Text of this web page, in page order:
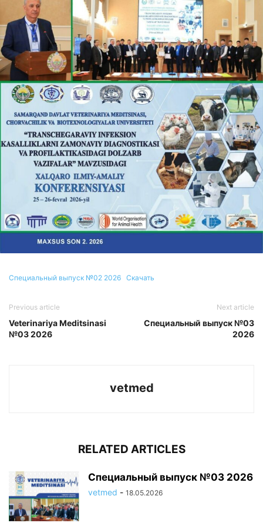
Специальный выпуск №02 2026 Скачать
Previous article
Veterinariya Meditsinasi
№03 2026
Next article
Специальный выпуск №03
2026
vetmed
RELATED ARTICLES
Специальный выпуск №03 2026
vetmed - 18.05.2026